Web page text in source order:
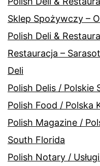
Sklep Spożywczy –
Polish Deli &
Restauracja –
Deli
Polish Delis / Polskie
Polish Food / Polska
Polish Magazine /
South Florida
Polish Notary /